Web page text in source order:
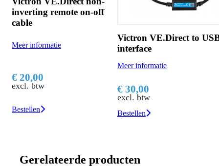
remote on-off
informatie
btw
Victron VE.Direct to USB
interface
Meer informatie
€ 30,00
excl. btw
Bestellen
Gerelateerde producten